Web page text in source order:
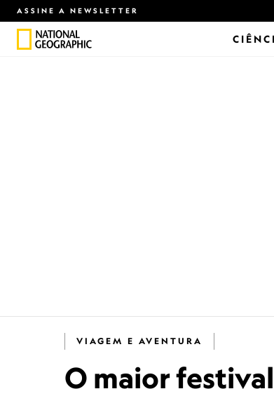
ASSINE A NEWSLETTER
VIAGEM E AVENTURA
O maior